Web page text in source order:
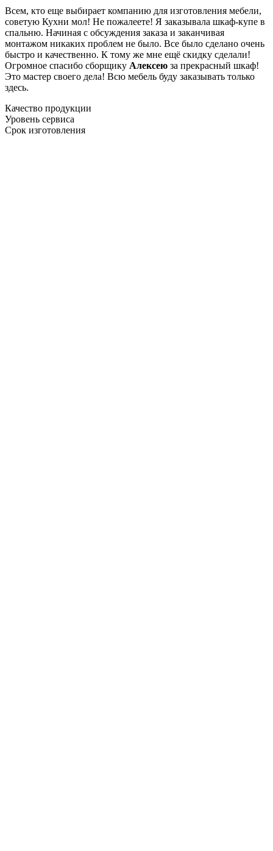
Всем, кто еще выбирает компанию для изготовления мебели,
советую Кухни мол! Не пожалеете! Я заказывала шкаф-купе в
спальню. Начиная с обсуждения заказа и заканчивая
монтажом никаких проблем не было. Все было сделано очень
быстро и качественно. К тому же мне ещё скидку сделали!
Огромное спасибо сборщику Алексею за прекрасный шкаф!
Это мастер своего дела! Всю мебель буду заказывать только
здесь.
Качество продукции
Уровень сервиса
Срок изготовления